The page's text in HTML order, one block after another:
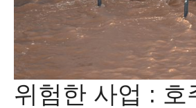
위험한 사업 : 호